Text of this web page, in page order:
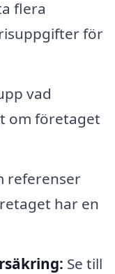
flera
för
vad
om företaget
referenser
har en
Se till